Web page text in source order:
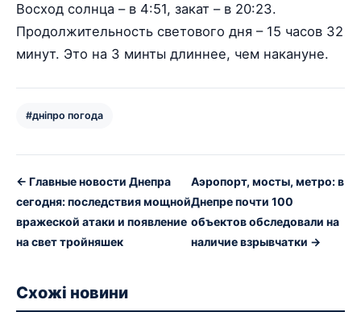
Восход солнца – в 4:51, закат – в 20:23.
Продолжительность светового дня – 15 часов 32
минут. Это на 3 минты длиннее, чем накануне.
#дніпро погода
← Главные новости Днепра
сегодня: последствия мощной
вражеской атаки и появление
на свет тройняшек
Аэропорт, мосты, метро: в
Днепре почти 100
объектов обследовали на
наличие взрывчатки →
Схожі новини